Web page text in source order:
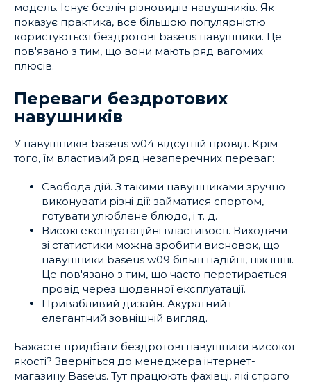
модель. Існує безліч різновидів навушників. Як
показує практика, все більшою популярністю
користуються бездротові baseus навушники. Це
пов'язано з тим, що вони мають ряд вагомих
плюсів.
Переваги бездротових
навушників
У навушників baseus w04 відсутній провід. Крім
того, їм властивий ряд незаперечних переваг:
Свобода дій. З такими навушниками зручно
виконувати різні дії: займатися спортом,
готувати улюблене блюдо, і т. д.
Високі експлуатаційні властивості. Виходячи
зі статистики можна зробити висновок, що
навушники baseus w09 більш надійні, ніж інші.
Це пов'язано з тим, що часто перетирається
провід через щоденної експлуатації.
Привабливий дизайн. Акуратний і
елегантний зовнішній вигляд.
Бажаєте придбати бездротові навушники високої
якості? Зверніться до менеджера інтернет-
магазину Baseus. Тут працюють фахівці, які строго